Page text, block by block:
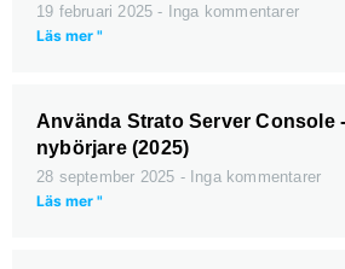
19 februari 2025
Inga kommentarer
Läs mer "
Använda Strato Server Console
nybörjare (2025)
28 september 2025 Inga kommentarer
Läs mer "